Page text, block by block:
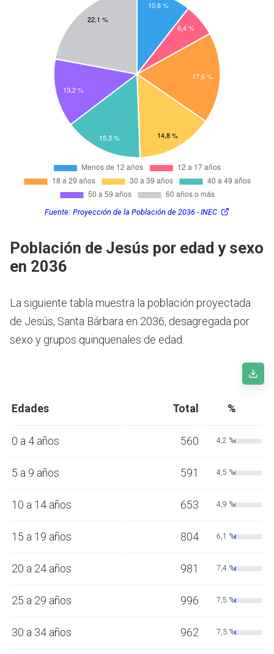
Fuente: Proyección de la Población de 2036 - INEC
Población de Jesús por edad y sexo
en 2036
La siguiente tabla muestra la población proyectada
de Jesús, Santa Bárbara en 2036, desagregada por
sexo y grupos quinquenales de edad.
Edades Total %
0 a 4 años 560 4,2 %
5 a 9 años 591 4,5 %
10 a 14 años 653 4,9 %
15 a 19 años 804 6,1 %
20 a 24 años 981 7,4 %
25 a 29 años 996 7,5 %
30 a 34 años 962 7,3 %